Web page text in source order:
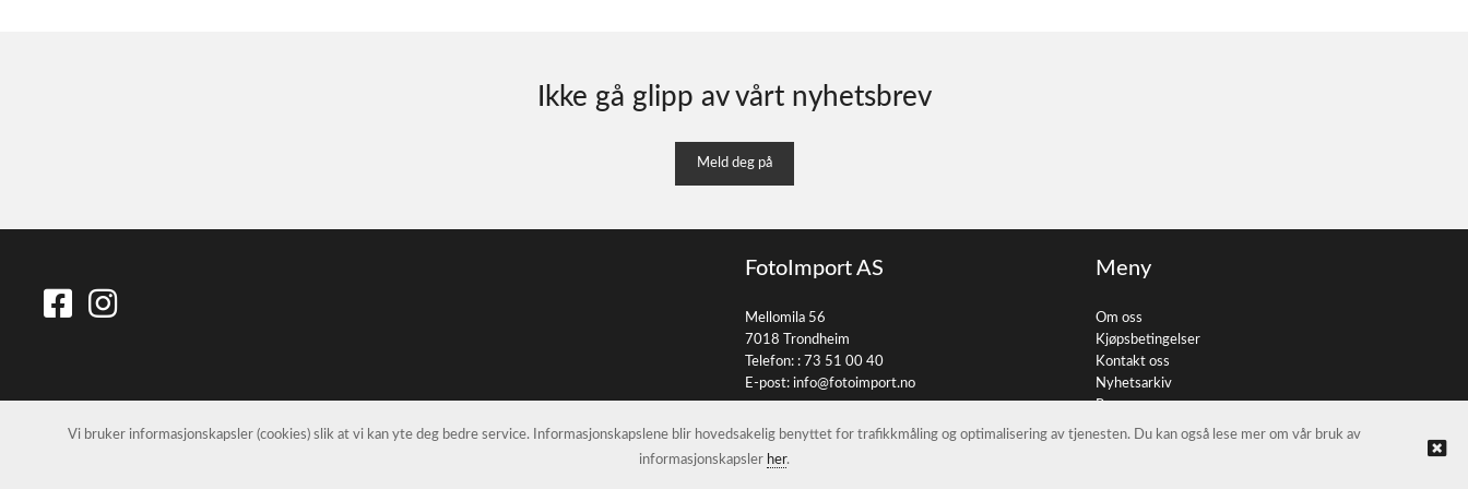
Ikke gå glipp av vårt nyhetsbrev
Meld deg på
FotoImport AS
Mellomila 56
7018 Trondheim
Telefon: : 73 51 00 40
E-post: info@fotoimport.no
Meny
Om oss
Kjøpsbetingelser
Kontakt oss
Nyhetsarkiv
Personvern
Vi bruker informasjonskapsler (cookies) slik at vi kan yte deg bedre service. Informasjonskapslene blir hovedsakelig benyttet for trafikkmåling og optimalisering av tjenesten. Du kan også lese mer om vår bruk av
informasjonskapsler her.